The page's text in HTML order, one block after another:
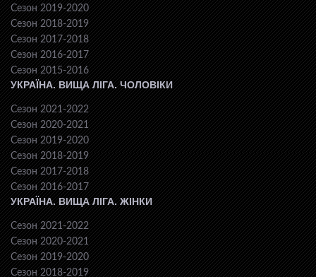
Сезон 2019-2020
Сезон 2018-2019
Сезон 2017-2018
Сезон 2016-2017
Сезон 2015-2016
УКРАЇНА. ВИЩА ЛІГА. ЧОЛОВІКИ
Сезон 2021-2022
Сезон 2020-2021
Сезон 2019-2020
Сезон 2018-2019
Сезон 2017-2018
Сезон 2016-2017
УКРАЇНА. ВИЩА ЛІГА. ЖІНКИ
Сезон 2021-2022
Сезон 2020-2021
Сезон 2019-2020
Сезон 2018-2019